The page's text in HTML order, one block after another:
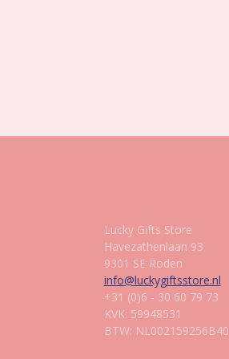
Lucky Gifts Store
Havezathenlaan 93
9301 SE Roden
info@luckygiftsstore.nl
+31 (0)6 - 30 60 79 73
KVK: 59948531
BTW: NL002159256B40